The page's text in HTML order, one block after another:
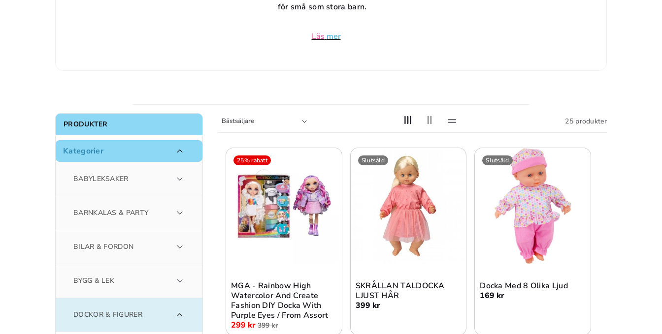
D
U
I
E
:
för små som stora barn.
Läs mer
25 produkter
PRODUKTER
Kategorier
BABYLEKSAKER
BARNKALAS & PARTY
BILAR & FORDON
BYGG & LEK
DOCKOR & FIGURER
25% rabatt
MGA - Rainbow High
Watercolor And Create
Fashion DIY Docka With
Purple Eyes / From Assort
299 kr 399 kr
Slutsåld
SKRÅLLAN TALDOCKA
LJUST HÅR
399 kr
Slutsåld
Docka Med 8 Olika Ljud
169 kr
Slutsåld